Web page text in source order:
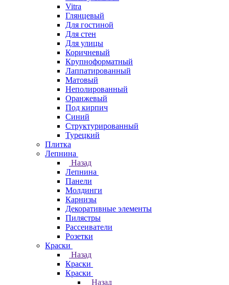
Vitra
Глянцевый
Для гостиной
Для стен
Для улицы
Коричневый
Крупноформатный
Лаппатированный
Матовый
Неполированный
Оранжевый
Под кирпич
Синий
Структурированный
Турецкий
Плитка
Лепнина
Назад
Лепнина
Панели
Молдинги
Карнизы
Декоративные элементы
Пилястры
Рассеиватели
Розетки
Краски
Назад
Краски
Краски
Назад